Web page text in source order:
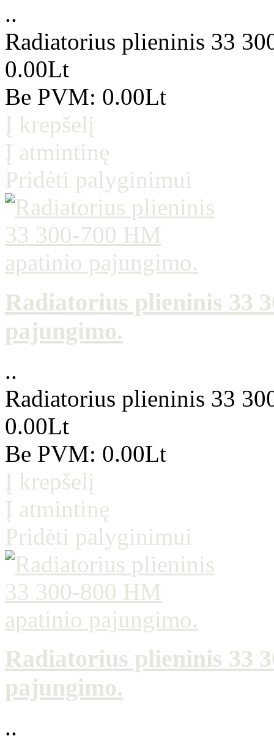
..
Radiatorius plieninis 33
0.00Lt
Be PVM: 0.00Lt
Į krepšelį
Į atmintinę
Pridėti palyginimui
Radiatorius plieninis 33
pajungimo.
..
Radiatorius plieninis 33
0.00Lt
Be PVM: 0.00Lt
Į krepšelį
Į atmintinę
Pridėti palyginimui
Radiatorius plieninis 33
pajungimo.
..